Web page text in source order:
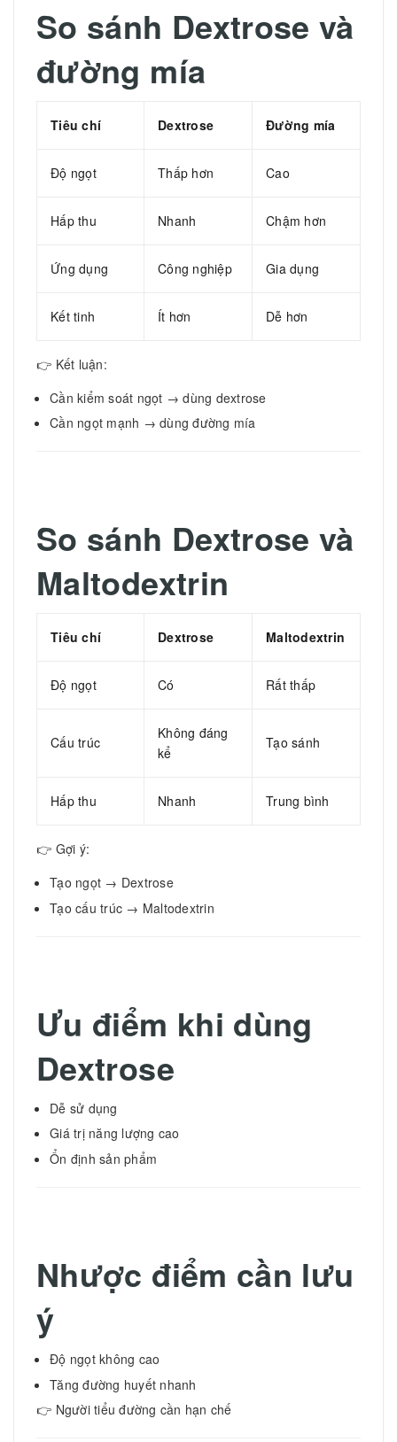
So sánh Dextrose và
đường mía
Tiêu chí Dextrose Đường mía
Độ ngọt Thấp hơn Cao
Hấp thu Nhanh Chậm hơn
Ứng dụng Công nghiệp Gia dụng
Kết tinh Ít hơn Dễ hơn
👉 Kết luận:
Cần kiểm soát ngọt → dùng dextrose
Cần ngọt mạnh → dùng đường mía
So sánh Dextrose và
Maltodextrin
Tiêu chí Dextrose Maltodextrin
Độ ngọt Có Rất thấp
Cấu trúc
Không đáng
kể
Tạo sánh
Hấp thu Nhanh Trung bình
👉 Gợi ý:
Tạo ngọt → Dextrose
Tạo cấu trúc → Maltodextrin
Ưu điểm khi dùng
Dextrose
Dễ sử dụng
Giá trị năng lượng cao
Ổn định sản phẩm
Nhược điểm cần lưu
ý
Độ ngọt không cao
Tăng đường huyết nhanh
👉 Người tiểu đường cần hạn chế